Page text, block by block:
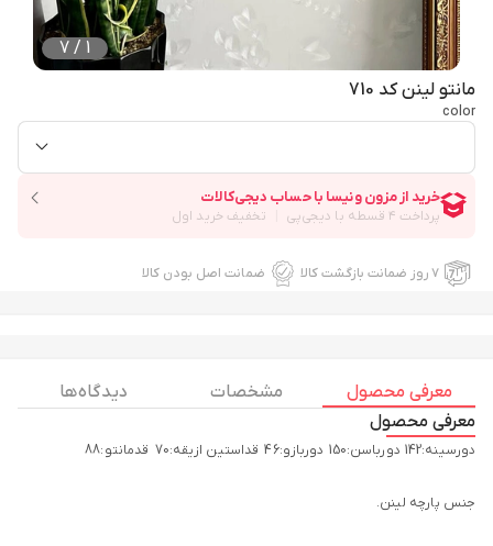
1
/
7
مانتو لینن کد 710
color
۷ روز ضمانت بازگشت کالا ضمانت اصل بودن کالا
معرفی محصول مشخصات
دیدگاه ها
معرفی محصول
دورسینه:142 دورباسن:150 دوربازو:46 قداستین ازیقه:70 قدمانتو:88